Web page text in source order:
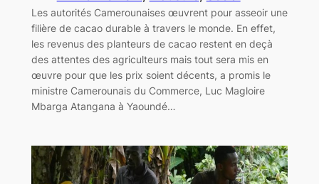
Les autorités Camerounaises œuvrent pour asseoir une
filière de cacao durable à travers le monde. En effet,
les revenus des planteurs de cacao restent en deçà
des attentes des agriculteurs mais tout sera mis en
œuvre pour que les prix soient décents, a promis le
ministre Camerounais du Commerce, Luc Magloire
Mbarga Atangana à Yaoundé…